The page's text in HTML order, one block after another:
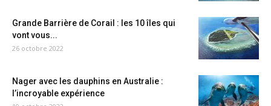
Grande Barrière de Corail : les 10 îles qui
vont vous...
26 octobre 2022
Nager avec les dauphins en Australie :
l’incroyable expérience